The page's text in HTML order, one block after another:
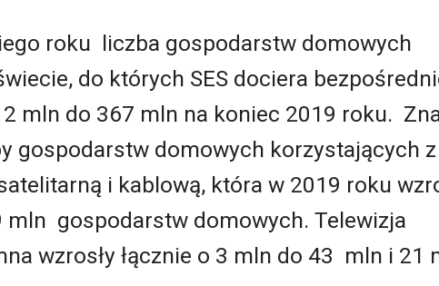
roku liczba gospodarstw domowych
do których SES dociera
mln do 367 mln na koniec 2019 roku.
gospodarstw domowych korzystających z
i kablową, która w 2019 roku
gospodarstw domowych. Telewizja
wzrosły łącznie o 3 mln do 43 mln i 21